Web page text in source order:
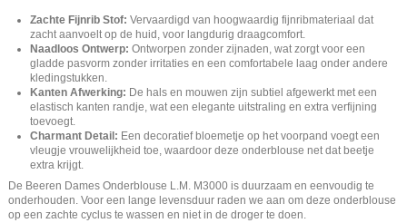
Zachte Fijnrib Stof: Vervaardigd van hoogwaardig fijnribmateriaal dat
zacht aanvoelt op de huid, voor langdurig draagcomfort.
Naadloos Ontwerp: Ontworpen zonder zijnaden, wat zorgt voor een
gladde pasvorm zonder irritaties en een comfortabele laag onder andere
kledingstukken.
Kanten Afwerking: De hals en mouwen zijn subtiel afgewerkt met een
elastisch kanten randje, wat een elegante uitstraling en extra verfijning
toevoegt.
Charmant Detail: Een decoratief bloemetje op het voorpand voegt een
vleugje vrouwelijkheid toe, waardoor deze onderblouse net dat beetje
extra krijgt.
De Beeren Dames Onderblouse L.M. M3000 is duurzaam en eenvoudig te
onderhouden. Voor een lange levensduur raden we aan om deze onderblouse
op een zachte cyclus te wassen en niet in de droger te doen.